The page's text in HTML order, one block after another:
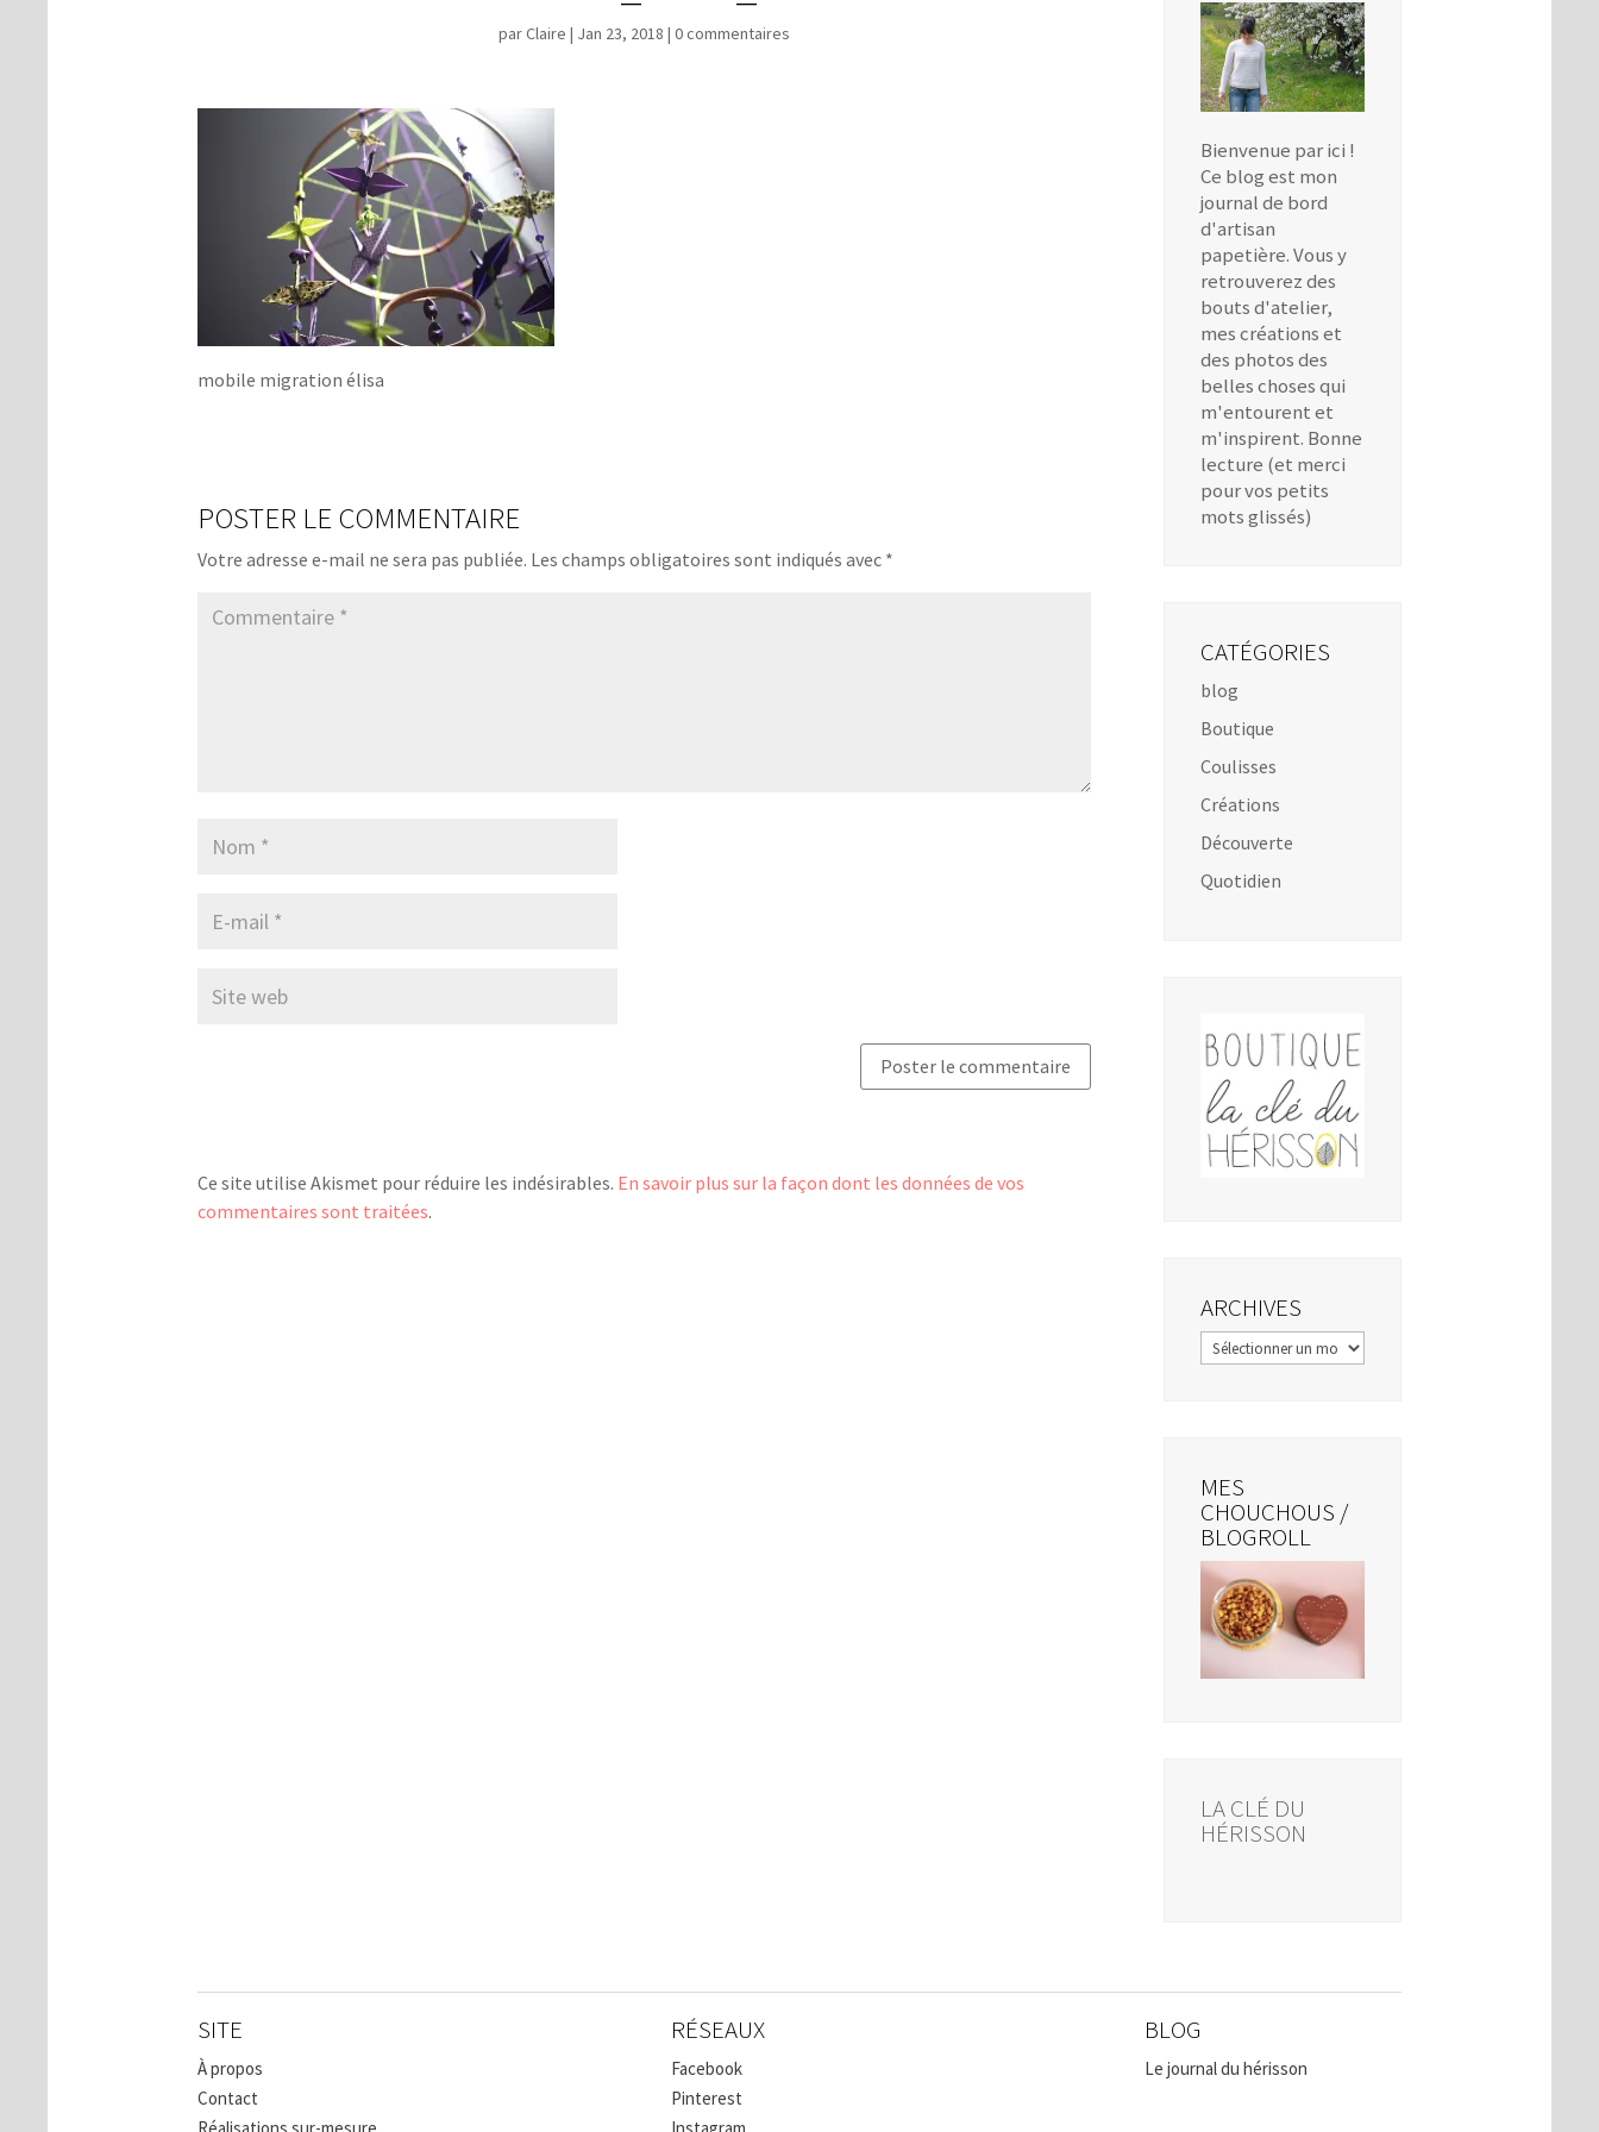
parClaire | Jan 23, 2018 |0 commentaires
mobile migration élisa
POSTER LE COMMENTAIRE
Votre adresse e-mail ne sera pas publiée. Les champs obligatoires sont indiqués avec *
Ce site utilise Akismet pour réduire les indésirables. En savoir plus sur la façon dont les données de vos
commentaires sont traitées.
Bienvenue par ici !
Ce blog est mon
journal de bord
d'artisan
papetière. Vous y
retrouverez des
bouts d'atelier,
mes créations et
des photos des
belles choses qui
m'entourent et
m'inspirent. Bonne
lecture (et merci
pour vos petits
mots glissés)
CATÉGORIES
blog
Boutique
Coulisses
Créations
Découverte
Quotidien
ARCHIVES
Archives
MES
CHOUCHOUS /
BLOGROLL
LA CLÉ DU
HÉRISSON
SITE
À propos
Contact
RÉSEAUX
Facebook
Pinterest
BLOG
Le journal du hérisson